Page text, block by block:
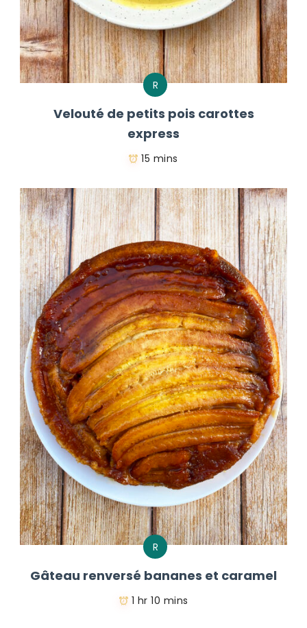
R
Velouté de petits pois carottes
express
15 mins
R
Gâteau renversé bananes et caramel
1 hr 10 mins